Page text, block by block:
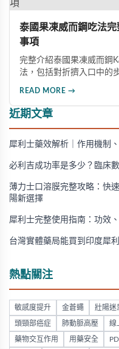
泰國果凍威而鋼吃法
事項
完整介紹泰國果凍威而鋼
法，包括對折擠入口中的
READ MORE →
近期文章
犀利士藥效解析｜作用機制
必利吉成功率是多少？臨床
薄力士口溶膜完整攻略：快
陽新選擇
犀利士完整使用指南：功效
台灣實體藥局能買到印度犀
熱點關注
敏感度提升 金蒼蠅 壯陽迷
頭頸部癌症 肺動脈高壓 線
藥物交互作用 用藥安全